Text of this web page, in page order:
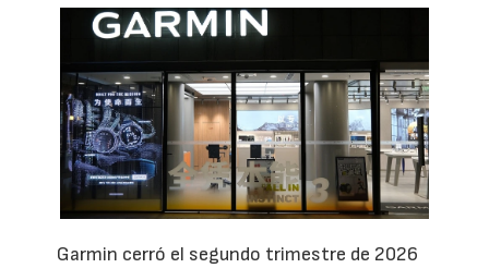
Garmin cerró el segundo trimestre de 2026